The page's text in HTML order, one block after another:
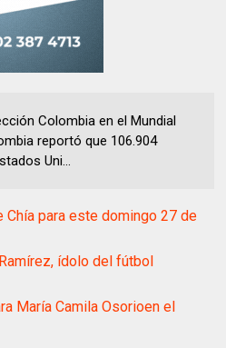
Colombia en el Mundial
reportó que 106.904
Uni...
Chía para este domingo 27 de
ídolo del fútbol
María Camila Osorioen el